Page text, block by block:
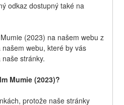
odkaz dostupný také na
(2023) na našem webu z
webu, které by vás
stránky.
Mumie (2023)?
protože naše stránky